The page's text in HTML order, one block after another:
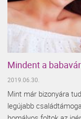
Mindent a
2019.06.30.
Mint már bizonyára
legújabb